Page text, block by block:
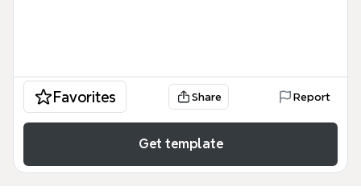
Favorites Share Report
Get template